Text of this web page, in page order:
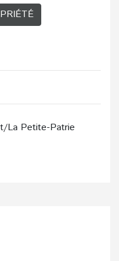
La Petite-Patrie